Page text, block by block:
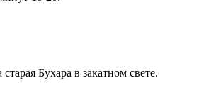
Бухара в закатном свете.